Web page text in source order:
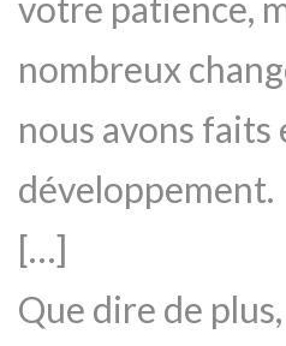
nombreux
nous avons faits
développement.
[…]
Que dire de